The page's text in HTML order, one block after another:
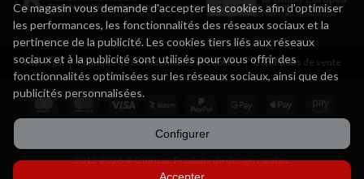
Avis légal Politique de confidentialité et cookies Conditions de vente
2012-2026 ® Oniricat. Produits de design catalan.
Ce magasin vous demande d'accepter les cookies afin d'optimiser
les performances, les fonctionnalités des réseaux sociaux et la
pertinence de la publicité. Les cookies tiers liés aux réseaux
sociaux et à la publicité sont utilisés pour vous offrir des
fonctionnalités optimisées sur les réseaux sociaux, ainsi que des
publicités personnalisées.
Configurer